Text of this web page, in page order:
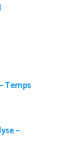
Temps
–